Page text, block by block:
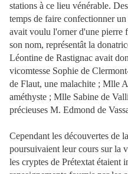
stations à ce lieu vénérable.
temps de faire confectionner
avait voulu l'orner d'une pierre
son nom, représentât la
Léontine de Rastignac avait
vicomtesse Sophie de
de Flaut, une malachite ; Mlle
améthyste ; Mlle Sabine de
précieuses M. Edmond de
Cependant les découvertes de
poursuivaient leur cours sur la
les cryptes de Prétextat étaient